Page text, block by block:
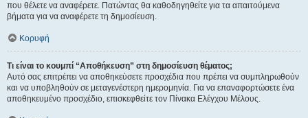
που θέλετε να αναφέρετε. Πατώντας θα καθοδηγηθείτε για τα απαιτούμενα
βήματα για να αναφέρετε τη δημοσίευση.
Κορυφή
Τι είναι το κουμπί “Αποθήκευση” στη δημοσίευση θέματος;
Αυτό σας επιτρέπει να αποθηκεύσετε προσχέδια που πρέπει να συμπληρωθούν
και να υποβληθούν σε μεταγενέστερη ημερομηνία. Για να επαναφορτώσετε ένα
αποθηκευμένο προσχέδιο, επισκεφθείτε τον Πίνακα Ελέγχου Μέλους.